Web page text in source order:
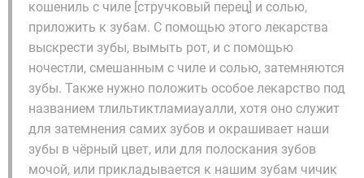
кошениль с чиле [стручковый перец] и солью,
приложить к зубам. С помощью этого лекарства
выскрести зубы, вымыть рот, и с помощью
ночестли, смешанным с чиле и солью, затемняются
зубы. Также нужно положить особое лекарство под
названием тлильтиктламиауалли, хотя оно служит
для затемнения самих зубов и окрашивает наши
зубы в чёрный цвет, или для полоскания зубов
мочой, или прикладывается к нашим зубам чичик